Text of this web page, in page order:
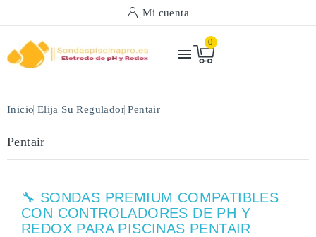
Mi cuenta

0
Inicio Elija Su Regulador Pentair
Pentair
🔧 SONDAS PREMIUM COMPATIBLES
CON CONTROLADORES DE PH Y
REDOX PARA PISCINAS PENTAIR